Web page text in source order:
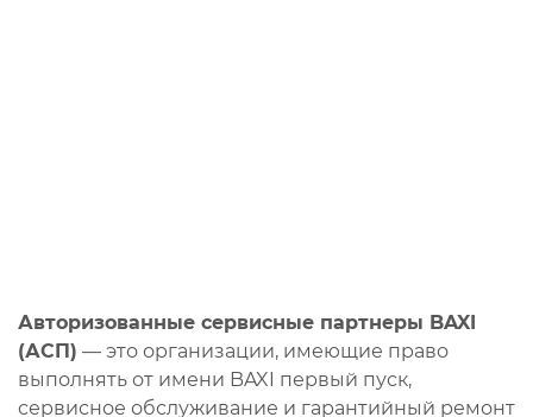
Авторизованные сервисные партнеры BAXI
(АСП) — это организации, имеющие право
выполнять от имени BAXI первый пуск,
сервисное обслуживание и гарантийный ремонт